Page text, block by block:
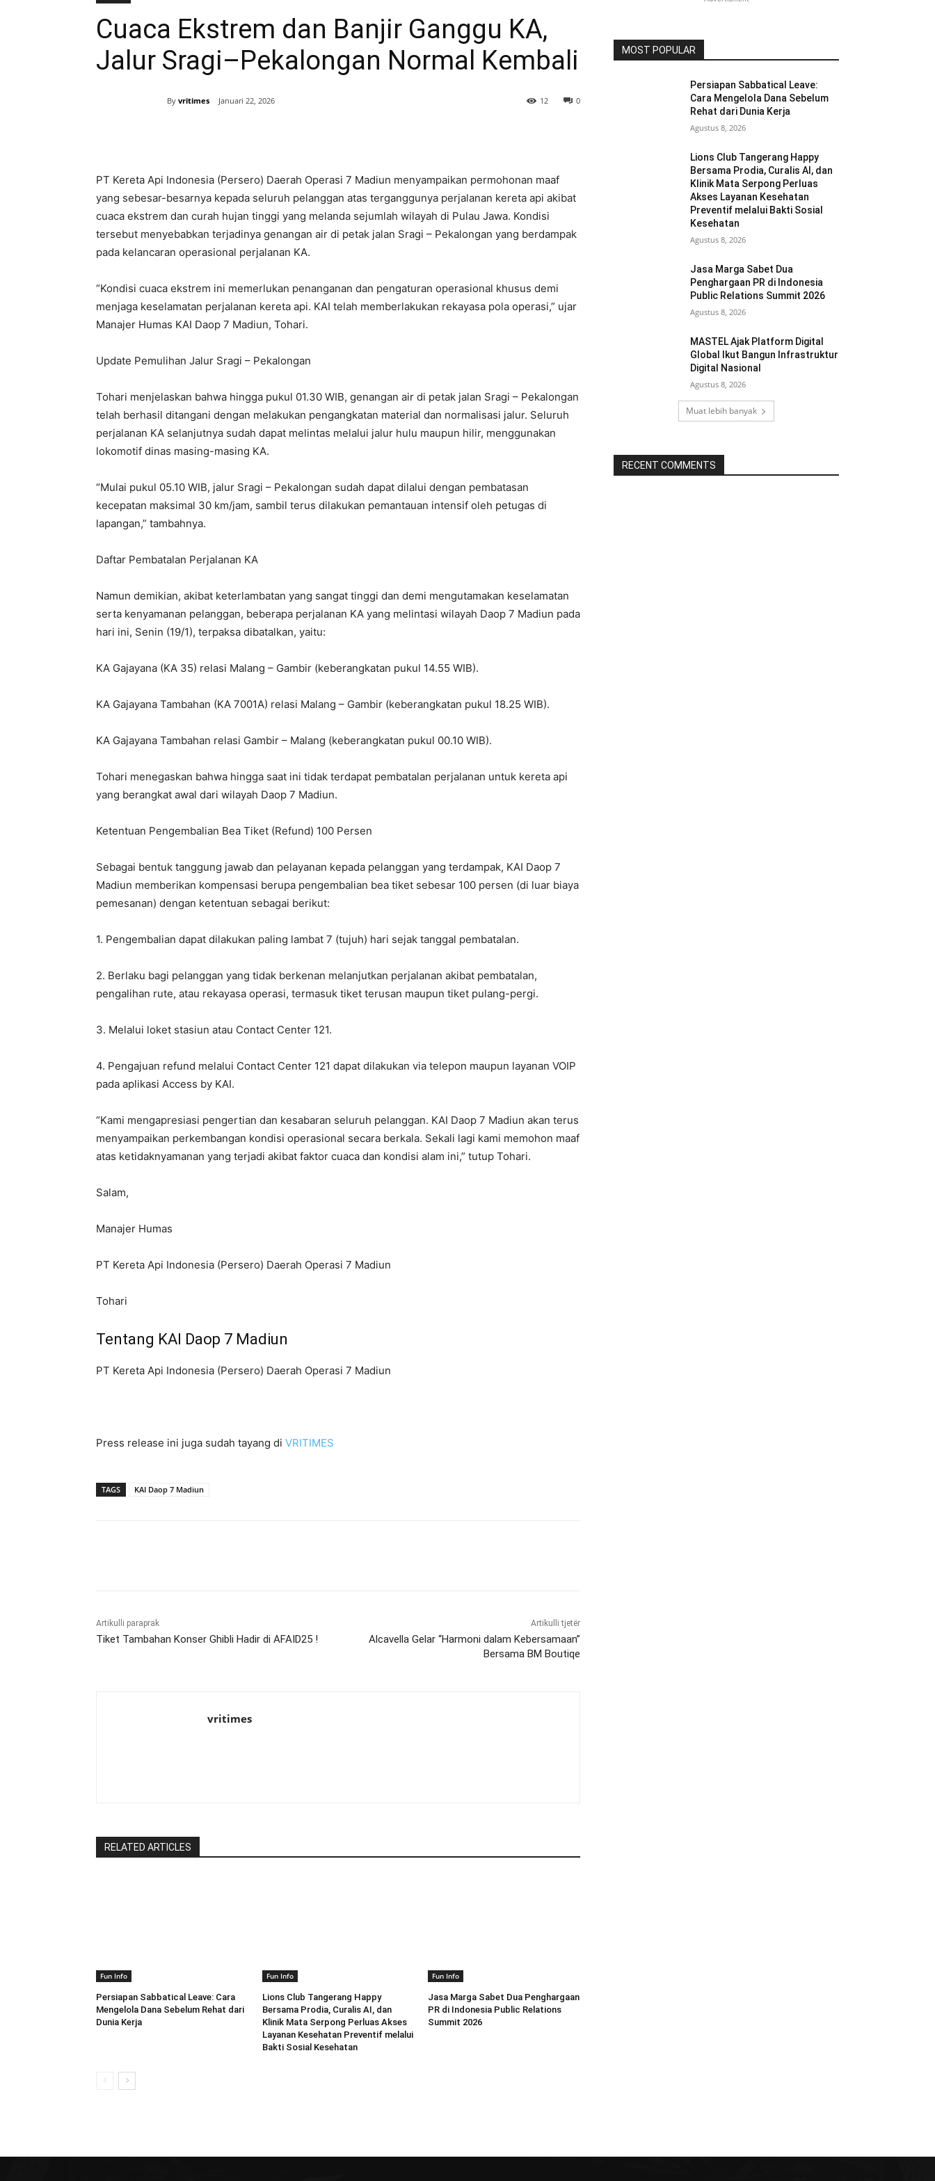
Cuaca Ekstrem dan Banjir Ganggu KA,
Jalur Sragi–Pekalongan Normal Kembali
By vritimes Januari 22, 2026 0
12
PT Kereta Api Indonesia (Persero) Daerah Operasi 7 Madiun menyampaikan permohonan maaf
yang sebesar-besarnya kepada seluruh pelanggan atas terganggunya perjalanan kereta api akibat
cuaca ekstrem dan curah hujan tinggi yang melanda sejumlah wilayah di Pulau Jawa. Kondisi
tersebut menyebabkan terjadinya genangan air di petak jalan Sragi – Pekalongan yang berdampak
pada kelancaran operasional perjalanan KA.
“Kondisi cuaca ekstrem ini memerlukan penanganan dan pengaturan operasional khusus demi
menjaga keselamatan perjalanan kereta api. KAI telah memberlakukan rekayasa pola operasi,” ujar
Manajer Humas KAI Daop 7 Madiun, Tohari.
Update Pemulihan Jalur Sragi – Pekalongan
Tohari menjelaskan bahwa hingga pukul 01.30 WIB, genangan air di petak jalan Sragi – Pekalongan
telah berhasil ditangani dengan melakukan pengangkatan material dan normalisasi jalur. Seluruh
perjalanan KA selanjutnya sudah dapat melintas melalui jalur hulu maupun hilir, menggunakan
lokomotif dinas masing-masing KA.
“Mulai pukul 05.10 WIB, jalur Sragi – Pekalongan sudah dapat dilalui dengan pembatasan
kecepatan maksimal 30 km/jam, sambil terus dilakukan pemantauan intensif oleh petugas di
lapangan,” tambahnya.
Daftar Pembatalan Perjalanan KA
Namun demikian, akibat keterlambatan yang sangat tinggi dan demi mengutamakan keselamatan
serta kenyamanan pelanggan, beberapa perjalanan KA yang melintasi wilayah Daop 7 Madiun pada
hari ini, Senin (19/1), terpaksa dibatalkan, yaitu:
KA Gajayana (KA 35) relasi Malang – Gambir (keberangkatan pukul 14.55 WIB).
KA Gajayana Tambahan (KA 7001A) relasi Malang – Gambir (keberangkatan pukul 18.25 WIB).
KA Gajayana Tambahan relasi Gambir – Malang (keberangkatan pukul 00.10 WIB).
Tohari menegaskan bahwa hingga saat ini tidak terdapat pembatalan perjalanan untuk kereta api
yang berangkat awal dari wilayah Daop 7 Madiun.
Ketentuan Pengembalian Bea Tiket (Refund) 100 Persen
Sebagai bentuk tanggung jawab dan pelayanan kepada pelanggan yang terdampak, KAI Daop 7
Madiun memberikan kompensasi berupa pengembalian bea tiket sebesar 100 persen (di luar biaya
pemesanan) dengan ketentuan sebagai berikut:
1. Pengembalian dapat dilakukan paling lambat 7 (tujuh) hari sejak tanggal pembatalan.
2. Berlaku bagi pelanggan yang tidak berkenan melanjutkan perjalanan akibat pembatalan,
pengalihan rute, atau rekayasa operasi, termasuk tiket terusan maupun tiket pulang-pergi.
3. Melalui loket stasiun atau Contact Center 121.
4. Pengajuan refund melalui Contact Center 121 dapat dilakukan via telepon maupun layanan VOIP
pada aplikasi Access by KAI.
“Kami mengapresiasi pengertian dan kesabaran seluruh pelanggan. KAI Daop 7 Madiun akan terus
menyampaikan perkembangan kondisi operasional secara berkala. Sekali lagi kami memohon maaf
atas ketidaknyamanan yang terjadi akibat faktor cuaca dan kondisi alam ini,” tutup Tohari.
Salam,
Manajer Humas
PT Kereta Api Indonesia (Persero) Daerah Operasi 7 Madiun
Tohari
Tentang KAI Daop 7 Madiun
PT Kereta Api Indonesia (Persero) Daerah Operasi 7 Madiun
Press release ini juga sudah tayang di VRITIMES
TAGS KAI Daop 7 Madiun
Artikulli paraprak
Tiket Tambahan Konser Ghibli Hadir di AFAID25 !
Artikulli tjetër
Alcavella Gelar “Harmoni dalam Kebersamaan”
Bersama BM Boutiqe
vritimes
RELATED ARTICLES
Fun Info
Persiapan Sabbatical Leave: Cara
Mengelola Dana Sebelum Rehat dari
Dunia Kerja
Fun Info
Lions Club Tangerang Happy
Bersama Prodia, Curalis AI, dan
Klinik Mata Serpong Perluas Akses
Layanan Kesehatan Preventif melalui
Bakti Sosial Kesehatan
Fun Info
Jasa Marga Sabet Dua Penghargaan
PR di Indonesia Public Relations
Summit 2026
MOST POPULAR
Persiapan Sabbatical Leave:
Cara Mengelola Dana Sebelum
Rehat dari Dunia Kerja
Agustus 8, 2026
Lions Club Tangerang Happy
Bersama Prodia, Curalis AI, dan
Klinik Mata Serpong Perluas
Akses Layanan Kesehatan
Preventif melalui Bakti Sosial
Kesehatan
Agustus 8, 2026
Jasa Marga Sabet Dua
Penghargaan PR di Indonesia
Public Relations Summit 2026
Agustus 8, 2026
MASTEL Ajak Platform Digital
Global Ikut Bangun Infrastruktur
Digital Nasional
Agustus 8, 2026
Muat lebih banyak
RECENT COMMENTS